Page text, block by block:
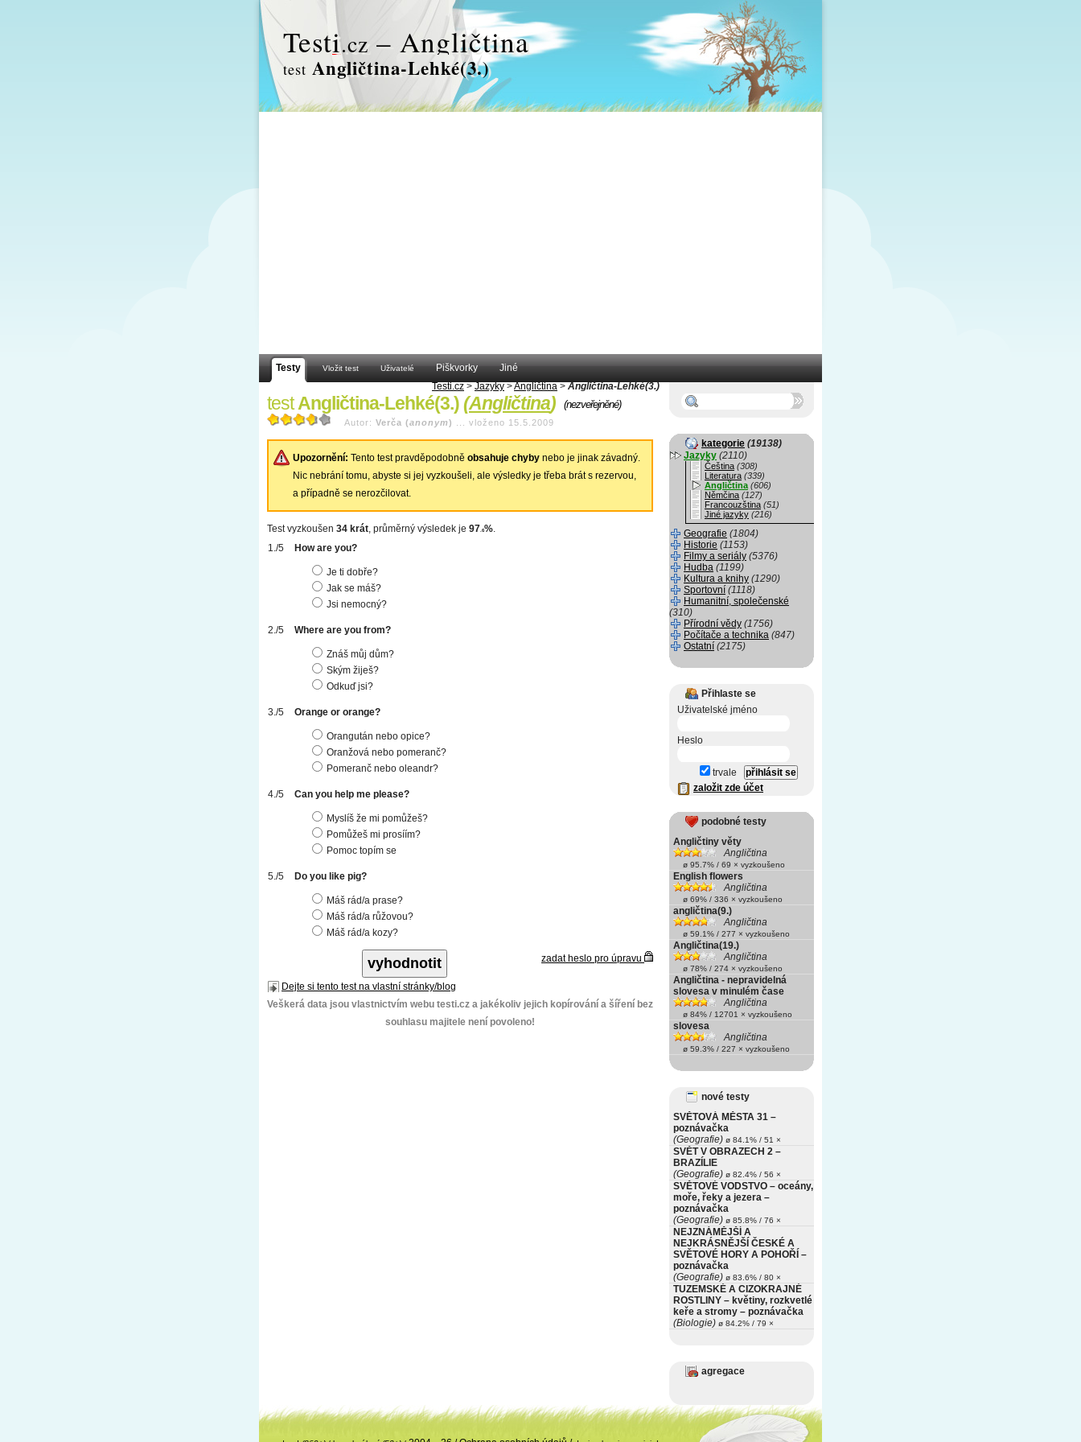
Testi.cz – Angličtina
test Angličtina-Lehké(3.)
Testy Vložit test Uživatelé Piškvorky
Jiné
Testi.cz > Jazyky >Angličtina > Angličtina-Lehké(3.)
testAngličtina-Lehké(3.)(Angličtina) (nezveřejněné)
Autor: Verča (anonym) vloženo 15.5.2009
Upozornění: Tento test pravděpodobně obsahuje chyby nebo je jinak závadný.
Nic nebrání tomu, abyste si jej vyzkoušeli, ale výsledky je třeba brát s rezervou,
a případně se nerozčilovat.
Test vyzkoušen 34 krát, průměrný výsledek je 97 .6%.
How are you?
Je ti dobře?
Jak se máš?
Jsi nemocný?
Where are you from?
Znáš můj dům?
Ským žiješ?
Odkuď jsi?
Orange or orange?
Orangután nebo opice?
Oranžová nebo pomeranč?
Pomeranč nebo oleandr?
Can you help me please?
Myslíš že mi pomůžeš?
Pomůžeš mi prosíím?
Pomoc topím se
Do you like pig?
Máš rád/a prase?
Máš rád/a růžovou?
Máš rád/a kozy?
zadat heslo pro úpravu
Dejte si tento test na vlastní stránky/blog
Veškerá data jsou vlastnictvím webu testi.cz a jakékoliv jejich kopírování a šíření bez
souhlasu majitele není povoleno!
kategorie (19138)
Jazyky (2110)
Čeština (308)
Literatura (339)
Angličtina (606)
Němčina (127)
Francouzština (51)
Jiné jazyky (216)
Geografie (1804)
Historie (1153)
Filmy a seriály (5376)
Hudba (1199)
Kultura a knihy (1290)
Sportovní (1118)
Humanitní, společenské
(310)
Přírodní vědy (1756)
Počítače a technika (847)
Ostatní (2175)
Přihlaste se
Uživatelské jméno
Heslo
trvale
založit zde účet
podobné testy
Angličtiny věty
Angličtina
ø 95.7% / 69 × vyzkoušeno
English flowers
Angličtina
ø 69% / 336 × vyzkoušeno
angličtina(9.)
Angličtina
ø 59.1% / 277 × vyzkoušeno
Angličtina(19.)
Angličtina
ø 78% / 274 × vyzkoušeno
Angličtina - nepravidelná
slovesa v minulém čase
Angličtina
ø 84% / 12701 × vyzkoušeno
slovesa
Angličtina
ø 59.3% / 227 × vyzkoušeno
nové testy
SVĚTOVÁ MĚSTA 31 –
poznávačka
(Geografie) ø 84.1% / 51 ×
SVĚT V OBRAZECH 2 –
BRAZÍLIE
(Geografie) ø 82.4% / 56 ×
SVĚTOVÉ VODSTVO – oceány,
moře, řeky a jezera –
poznávačka
(Geografie) ø 85.8% / 76 ×
NEJZNÁMĚJŠÍ A
NEJKRÁSNĚJŠÍ ČESKÉ A
SVĚTOVÉ HORY A POHOŘÍ –
poznávačka
(Geografie) ø 83.6% / 80 ×
TUZEMSKÉ A CIZOKRAJNÉ
ROSTLINY – květiny, rozkvetlé
keře a stromy – poznávačka
(Biologie) ø 84.2% / 79 ×
agregace